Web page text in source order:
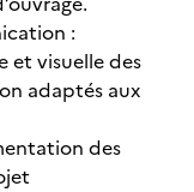
:
et visuelle des
adaptés aux
des